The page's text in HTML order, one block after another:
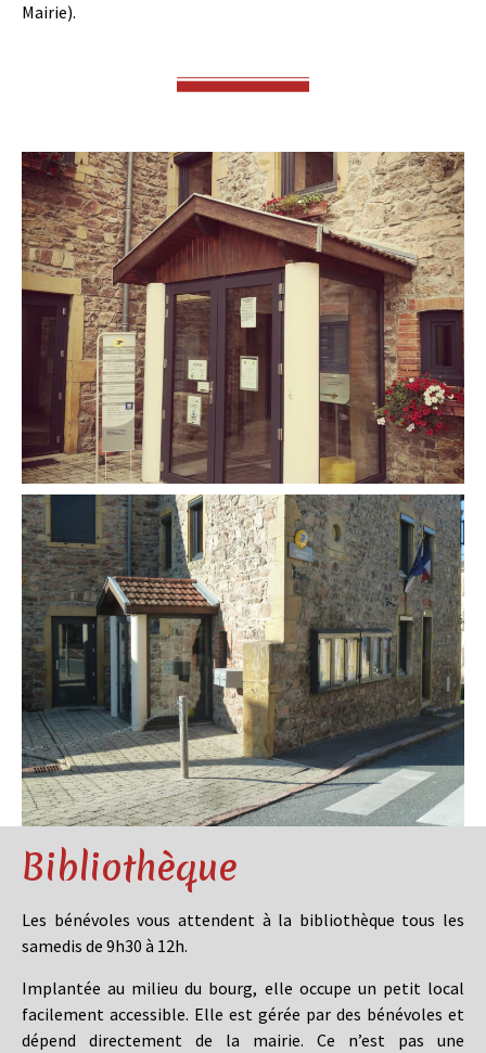
Mairie).
Bibliothèque
Les bénévoles vous attendent à la bibliothèque tous les
samedis de 9h30 à 12h.
Implantée au milieu du bourg, elle occupe un petit local
facilement accessible. Elle est gérée par des bénévoles et
dépend directement de la mairie. Ce n’est pas une